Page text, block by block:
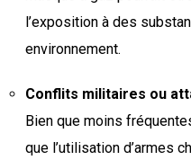
l’exposition à des
environnement.
Conflits militaires ou
Bien que moins
que l’utilisation d’armes